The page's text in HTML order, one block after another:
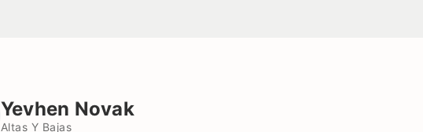
Yevhen Novak
Altas Y Bajas